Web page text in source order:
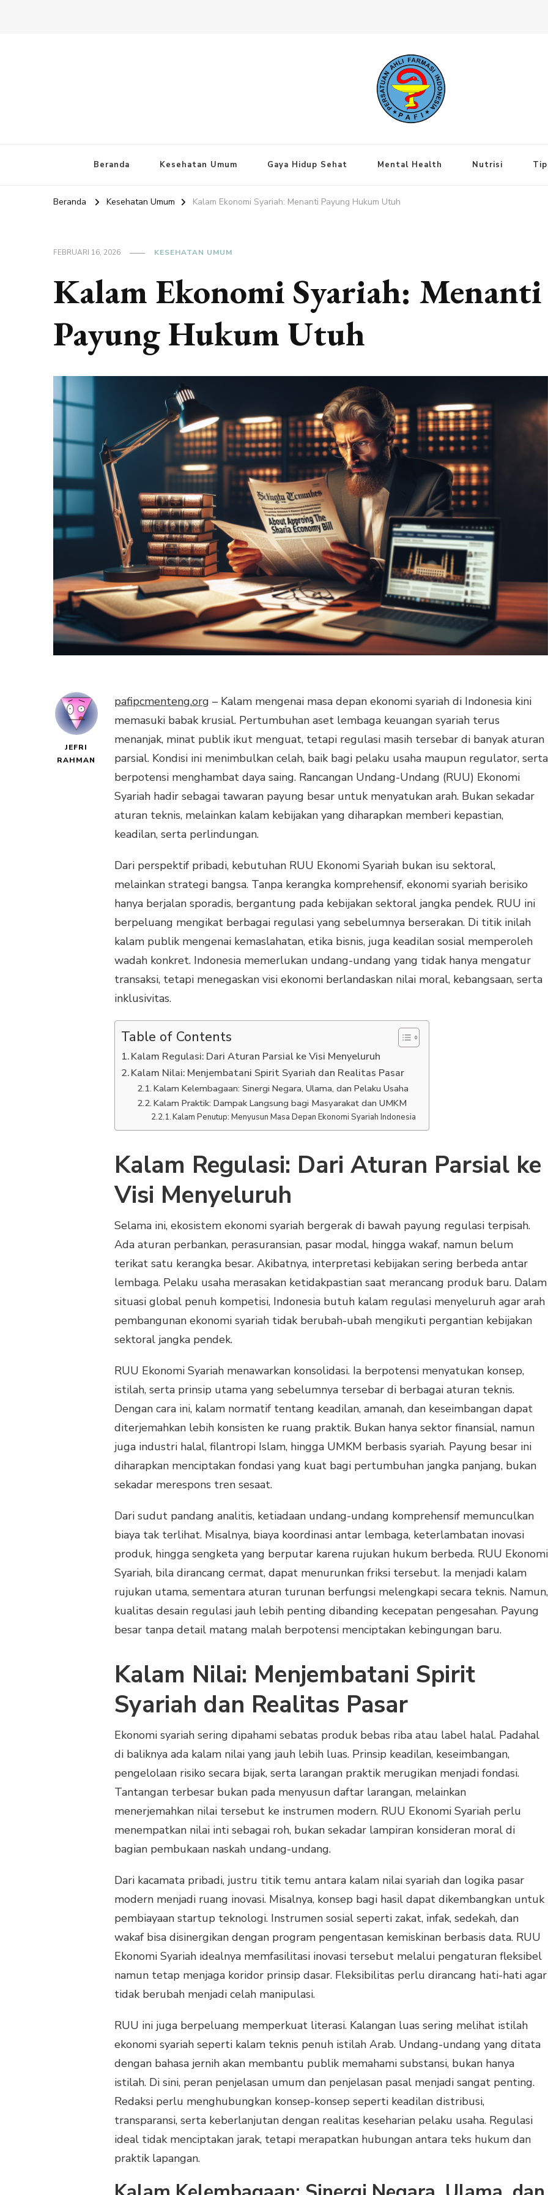
Beranda Kesehatan Umum Gaya Hidup Sehat Mental Health Nutrisi
Beranda Kesehatan Umum Kalam Ekonomi Syariah: Menanti Payung Hukum Utuh
FEBRUARI 16, 2026 KESEHATAN UMUM
Kalam Ekonomi Syariah: Menanti
Payung Hukum Utuh
JEFRI
RAHMAN
pafipcmenteng.org – Kalam mengenai masa depan ekonomi syariah di Indonesia kini
memasuki babak krusial. Pertumbuhan aset lembaga keuangan syariah terus
menanjak, minat publik ikut menguat, tetapi regulasi masih tersebar di banyak aturan
parsial. Kondisi ini menimbulkan celah, baik bagi pelaku usaha maupun regulator, serta
berpotensi menghambat daya saing. Rancangan Undang-Undang (RUU) Ekonomi
Syariah hadir sebagai tawaran payung besar untuk menyatukan arah. Bukan sekadar
aturan teknis, melainkan kalam kebijakan yang diharapkan memberi kepastian,
keadilan, serta perlindungan.
Dari perspektif pribadi, kebutuhan RUU Ekonomi Syariah bukan isu sektoral,
melainkan strategi bangsa. Tanpa kerangka komprehensif, ekonomi syariah berisiko
hanya berjalan sporadis, bergantung pada kebijakan sektoral jangka pendek. RUU ini
berpeluang mengikat berbagai regulasi yang sebelumnya berserakan. Di titik inilah
kalam publik mengenai kemaslahatan, etika bisnis, juga keadilan sosial memperoleh
wadah konkret. Indonesia memerlukan undang-undang yang tidak hanya mengatur
transaksi, tetapi menegaskan visi ekonomi berlandaskan nilai moral, kebangsaan, serta
inklusivitas.
Table of Contents
Kalam Regulasi: Dari Aturan Parsial ke Visi Menyeluruh
Kalam Nilai: Menjembatani Spirit Syariah dan Realitas Pasar
Kalam Kelembagaan: Sinergi Negara, Ulama, dan Pelaku Usaha
Kalam Praktik: Dampak Langsung bagi Masyarakat dan UMKM
Kalam Penutup: Menyusun Masa Depan Ekonomi Syariah Indonesia
Kalam Regulasi: Dari Aturan Parsial ke
Visi Menyeluruh
Selama ini, ekosistem ekonomi syariah bergerak di bawah payung regulasi terpisah.
Ada aturan perbankan, perasuransian, pasar modal, hingga wakaf, namun belum
terikat satu kerangka besar. Akibatnya, interpretasi kebijakan sering berbeda antar
lembaga. Pelaku usaha merasakan ketidakpastian saat merancang produk baru. Dalam
situasi global penuh kompetisi, Indonesia butuh kalam regulasi menyeluruh agar arah
pembangunan ekonomi syariah tidak berubah-ubah mengikuti pergantian kebijakan
sektoral jangka pendek.
RUU Ekonomi Syariah menawarkan konsolidasi. Ia berpotensi menyatukan konsep,
istilah, serta prinsip utama yang sebelumnya tersebar di berbagai aturan teknis.
Dengan cara ini, kalam normatif tentang keadilan, amanah, dan keseimbangan dapat
diterjemahkan lebih konsisten ke ruang praktik. Bukan hanya sektor finansial, namun
juga industri halal, filantropi Islam, hingga UMKM berbasis syariah. Payung besar ini
diharapkan menciptakan fondasi yang kuat bagi pertumbuhan jangka panjang, bukan
sekadar merespons tren sesaat.
Dari sudut pandang analitis, ketiadaan undang-undang komprehensif memunculkan
biaya tak terlihat. Misalnya, biaya koordinasi antar lembaga, keterlambatan inovasi
produk, hingga sengketa yang berputar karena rujukan hukum berbeda. RUU Ekonomi
Syariah, bila dirancang cermat, dapat menurunkan friksi tersebut. Ia menjadi kalam
rujukan utama, sementara aturan turunan berfungsi melengkapi secara teknis. Namun,
kualitas desain regulasi jauh lebih penting dibanding kecepatan pengesahan. Payung
besar tanpa detail matang malah berpotensi menciptakan kebingungan baru.
Kalam Nilai: Menjembatani Spirit
Syariah dan Realitas Pasar
Ekonomi syariah sering dipahami sebatas produk bebas riba atau label halal. Padahal
di baliknya ada kalam nilai yang jauh lebih luas. Prinsip keadilan, keseimbangan,
pengelolaan risiko secara bijak, serta larangan praktik merugikan menjadi fondasi.
Tantangan terbesar bukan pada menyusun daftar larangan, melainkan
menerjemahkan nilai tersebut ke instrumen modern. RUU Ekonomi Syariah perlu
menempatkan nilai inti sebagai roh, bukan sekadar lampiran konsideran moral di
bagian pembukaan naskah undang-undang.
Dari kacamata pribadi, justru titik temu antara kalam nilai syariah dan logika pasar
modern menjadi ruang inovasi. Misalnya, konsep bagi hasil dapat dikembangkan untuk
pembiayaan startup teknologi. Instrumen sosial seperti zakat, infak, sedekah, dan
wakaf bisa disinergikan dengan program pengentasan kemiskinan berbasis data. RUU
Ekonomi Syariah idealnya memfasilitasi inovasi tersebut melalui pengaturan fleksibel
namun tetap menjaga koridor prinsip dasar. Fleksibilitas perlu dirancang hati-hati agar
tidak berubah menjadi celah manipulasi.
RUU ini juga berpeluang memperkuat literasi. Kalangan luas sering melihat istilah
ekonomi syariah seperti kalam teknis penuh istilah Arab. Undang-undang yang ditata
dengan bahasa jernih akan membantu publik memahami substansi, bukan hanya
istilah. Di sini, peran penjelasan umum dan penjelasan pasal menjadi sangat penting.
Redaksi perlu menghubungkan konsep-konsep seperti keadilan distribusi,
transparansi, serta keberlanjutan dengan realitas keseharian pelaku usaha. Regulasi
ideal tidak menciptakan jarak, tetapi merapatkan hubungan antara teks hukum dan
praktik lapangan.